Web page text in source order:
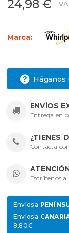
24,98 €
Marca:
Háganos
ENVÍOS
Entrega en
¿TIENES
Contacta
Escríbenos al
Envíos a
Envíos a
8,80€